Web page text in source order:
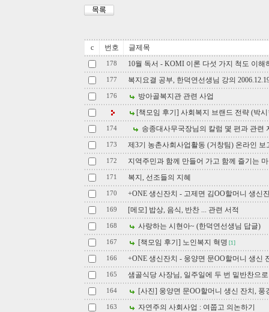
c 번호 글제목
178 10월 독서 - KOMI 이론 다섯 가지 척도 이해
177 복지요결 공부, 한덕연선생님 강의
176
방아골복지관 관련 사업
[책모임 후기] 사회복지 브랜드 전략 (박
174 송종대사무국장님의 칼럼 몇 편과 관련
173 제3기 농촌사회사업활동 (거창팀) 온라인 보
172 지역주민과 함께 만들어 가고 함께 즐기는
171 복지, 선조들의 지혜
170 +ONE 생신잔치 - 고제면 김OO할머니 생신
169 [메모] 밥상, 음식, 반찬 ... 관련 서적
168 사랑하는 시현아~ (한덕연선생님 답글)
167 [책모임 후기] 노인복지 혁명 [1]
166 +ONE 생신잔치 - 웅양면 문OO할머니 생신
165 샘골식당 사장님, 일주일에 두 번 밑반찬으
164 [사진] 웅양면 문OO할머니 생신 잔치, 풍
163 자연주의 사회사업 : 여쭙고 의논하기